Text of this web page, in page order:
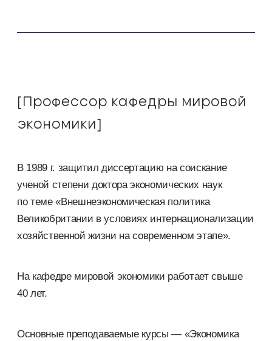
[Профессор кафедры мировой
экономики]
В 1989 г. защитил диссертацию на соискание
ученой степени доктора экономических наук
по теме «Внешнеэкономическая политика
Великобритании в условиях интернационализации
хозяйственной жизни на современном этапе».
На кафедре мировой экономики работает свыше
40 лет.
Основные преподаваемые курсы — «Экономика